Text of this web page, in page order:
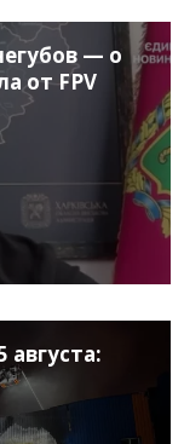
— о
от FPV
августа: